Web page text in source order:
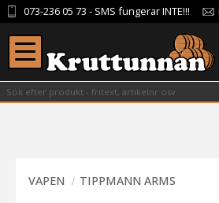
Meny
073-236 05 73 - SMS fungerar INTE!!!
VAPEN TIPPMANN ARMS